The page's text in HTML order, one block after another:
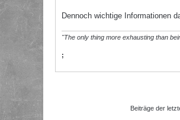
Dennoch wichtige Informationen
"The only thing more exhausting than
;
Beiträge der